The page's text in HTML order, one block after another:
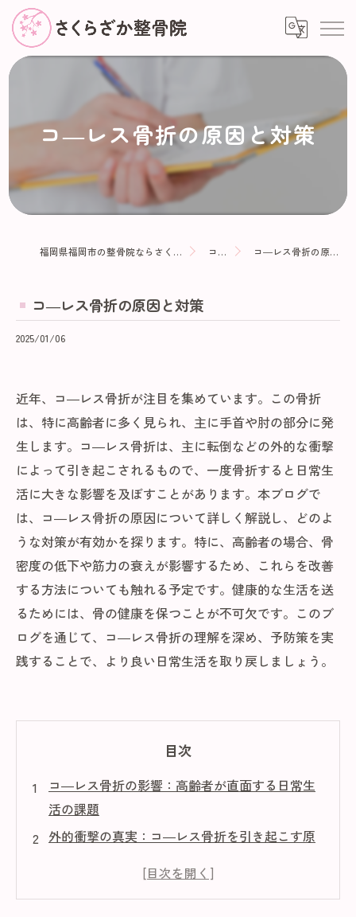
コ―レス骨折の原因と対策
福岡県福岡市の整骨院ならさくらざか整骨院 コラム コ―レス骨折の原因と対策
コ―レス骨折の原因と対策
2025/01/06
近年、コ―レス骨折が注目を集めています。この骨折
は、特に高齢者に多く見られ、主に手首や肘の部分に発
生します。コ―レス骨折は、主に転倒などの外的な衝撃
によって引き起こされるもので、一度骨折すると日常生
活に大きな影響を及ぼすことがあります。本ブログで
は、コ―レス骨折の原因について詳しく解説し、どのよ
うな対策が有効かを探ります。特に、高齢者の場合、骨
密度の低下や筋力の衰えが影響するため、これらを改善
する方法についても触れる予定です。健康的な生活を送
るためには、骨の健康を保つことが不可欠です。このブ
ログを通じて、コ―レス骨折の理解を深め、予防策を実
践することで、より良い日常生活を取り戻しましょう。
目次
コ―レス骨折の影響：高齢者が直面する日常生
活の課題
外的衝撃の真実：コ―レス骨折を引き起こす原
高齢者に多い理由：骨密度と筋力の衰えがもた